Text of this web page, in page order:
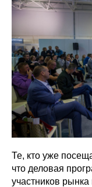
Те, кто уже
что деловая
участников